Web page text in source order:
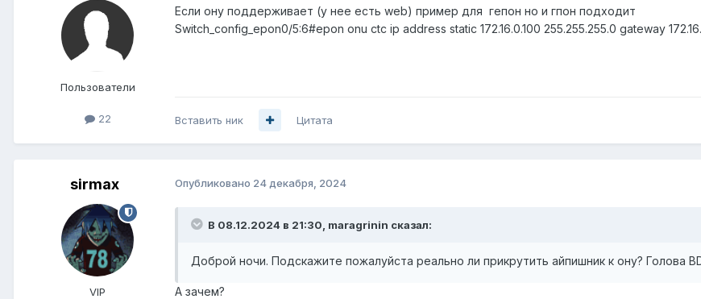
Пользователи
22
Если ону поддерживает (у нее есть web) пример для гепон но и гпон подходит
Switch_config_epon0/5:6#epon onu ctc ip address static 172.16.0.100 255.255.255.0 gateway
Вставить ник Цитата
sirmax
VIP
Опубликовано 24 декабря, 2024
В 08.12.2024 в 21:30, maragrinin сказал:
Доброй ночи. Подскажите пожалуйста реально ли прикрутить айпишник к ону? Голова
А зачем?